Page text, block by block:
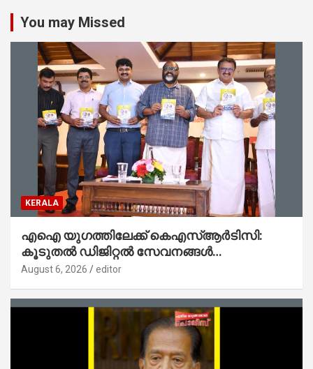
You may Missed
KERALA
എഐ യുഗത്തിലേക്ക് കെഎസ്ആർടിസി:
കൂടുതൽ ഡിജിറ്റൽ സേവനങ്ങൾ
ജനങ്ങളിലേക്കെത്തിക്കും – മന്ത്രി സി പി
August 6, 2026 editor